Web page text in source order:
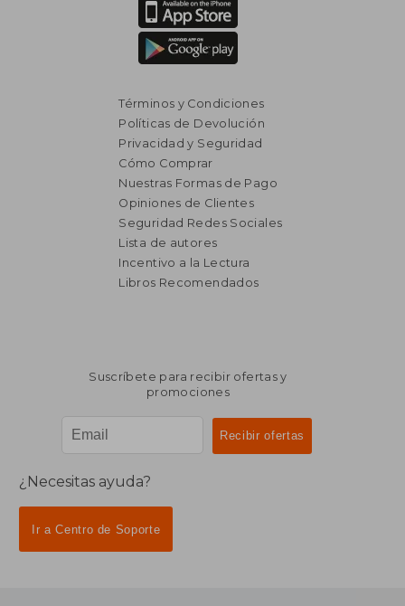
₡ 28.589
Términos y Condiciones
Políticas de Devolución
Privacidad y Seguridad
Cómo Comprar
Nuestras Formas de Pago
Opiniones de Clientes
Seguridad Redes Sociales
Lista de autores
Incentivo a la Lectura
Libros Recomendados
Suscríbete para recibir ofertas y
promociones
¿Necesitas ayuda?
Ir a Centro de Soporte